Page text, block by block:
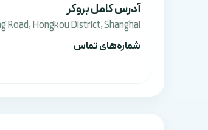
آدرس کامل بروکر
Road, Hongkou District, Shanghai
شماره‌های تماس